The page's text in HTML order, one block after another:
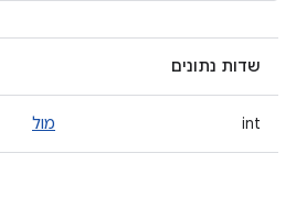
שדות נתונים
int מול